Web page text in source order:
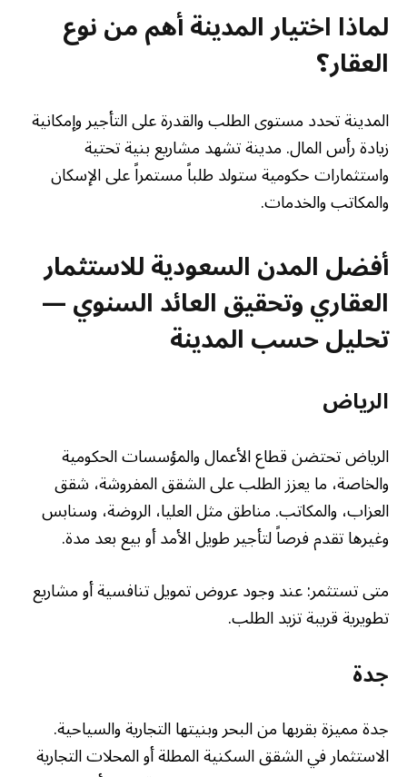
لماذا اختيار المدينة أهم من نوع
العقار؟
المدينة تحدد مستوى الطلب والقدرة على التأجير وإمكانية
زيادة رأس المال. مدينة تشهد مشاريع بنية تحتية
واستثمارات حكومية ستولد طلباً مستمراً على الإسكان
والمكاتب والخدمات.
أفضل المدن السعودية للاستثمار
العقاري وتحقيق العائد السنوي —
تحليل حسب المدينة
الرياض
الرياض تحتضن قطاع الأعمال والمؤسسات الحكومية
والخاصة، ما يعزز الطلب على الشقق المفروشة، شقق
العزاب، والمكاتب. مناطق مثل العليا، الروضة، وسنابس
وغيرها تقدم فرصاً لتأجير طويل الأمد أو بيع بعد مدة.
متى تستثمر: عند وجود عروض تمويل تنافسية أو مشاريع
تطويرية قريبة تزيد الطلب.
جدة
جدة مميزة بقربها من البحر وبنيتها التجارية والسياحية.
الاستثمار في الشقق السكنية المطلة أو المحلات التجارية